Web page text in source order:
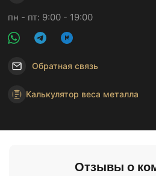
пн - пт: 9:00 - 19:00
Обратная связь
Калькулятор веса металла
Отзывы о